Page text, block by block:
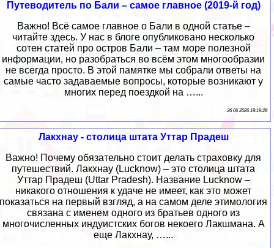
Путеводитель по Бали – самое главное (2019-й год)
Важно! Всё самое главное о Бали в одной статье –
читайте здесь. У нас в блоге опубликовано несколько
сотен статей про остров Бали – там море полезной
информации, но разобраться во всём этом многообразии
не всегда просто. В этой памятке мы собрали ответы на
самые часто задаваемые вопросы, которые возникают у
многих перед поездкой на …...
26 06 2026 19:19:28
Лакхнау - столица штата Уттар Прадеш
Важно! Почему обязательно стоит делать страховку для
путешествий. Лакхнау (Lucknow) – это столица штата
Уттар Прадеш (Uttar Pradesh). Название Lucknow –
никакого отношения к удаче не имеет, как это может
показаться на первый взгляд, а на самом деле этимология
связана с именем одного из братьев одного из
многочисленных индуистских богов некоего Лакшмана. А
еще Лакхнау, …...